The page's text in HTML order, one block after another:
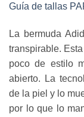
Guía de tallas
La bermuda
transpirable.
poco de estilo
abierto. La
de la piel y lo
por lo que lo